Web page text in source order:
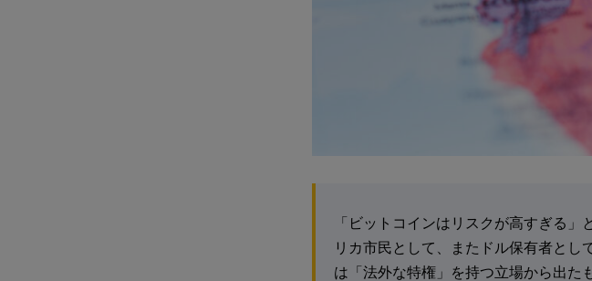
「ビットコインはリスクが高すぎる
リカ市民として、またドル保有者とし
は「法外な特権」を持つ立場から出